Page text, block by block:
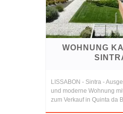
WOHNUNG
LISSABON - Sintra -
und moderne Wohnung
zum Verkauf in Quinta da